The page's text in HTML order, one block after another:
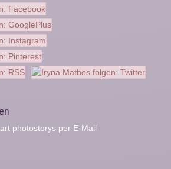
photostorys per E-Mail